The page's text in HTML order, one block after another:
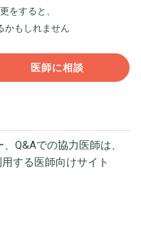
をすると、
かもしれません
医師に相談
Q&Aでの協力医師は、
用する医師向けサイト